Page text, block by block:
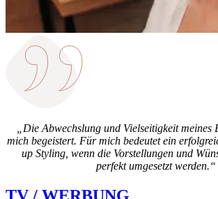
„Die Abwechslung und Vielseitigkeit meines
mich begeistert. Für mich bedeutet ein
up Styling, wenn die Vorstellungen und
perfekt umgesetzt werden.“